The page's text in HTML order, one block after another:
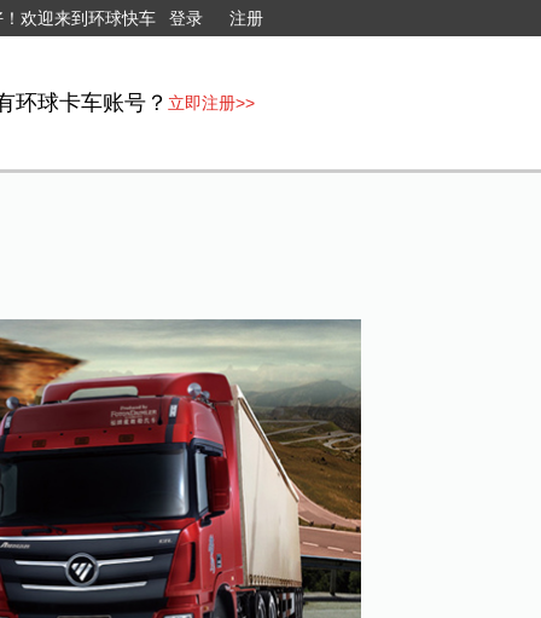
欢迎来到环球快车 登录 注册
环球卡车账号？ 立即注册>>